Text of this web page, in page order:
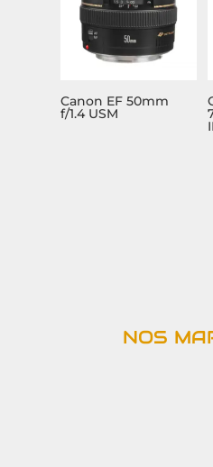
Canon EF 50mm
f/1.4 USM
NOS